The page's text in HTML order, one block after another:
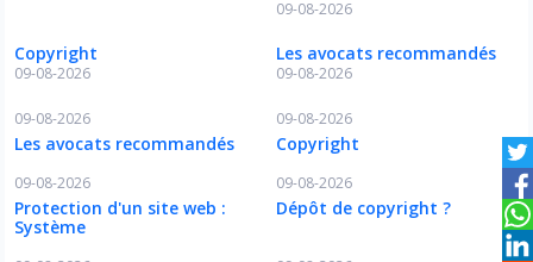
09-08-2026
Copyright
09-08-2026
Les avocats recommandés
09-08-2026
09-08-2026
Les avocats recommandés
09-08-2026
Copyright
09-08-2026
Protection d'un site web :
Système
09-08-2026
Dépôt de copyright ?